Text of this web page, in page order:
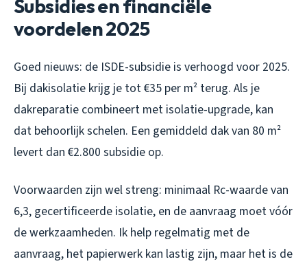
Subsidies en financiële
voordelen 2025
Goed nieuws: de ISDE-subsidie is verhoogd voor 2025.
Bij dakisolatie krijg je tot €35 per m² terug. Als je
dakreparatie combineert met isolatie-upgrade, kan
dat behoorlijk schelen. Een gemiddeld dak van 80 m²
levert dan €2.800 subsidie op.
Voorwaarden zijn wel streng: minimaal Rc-waarde van
6,3, gecertificeerde isolatie, en de aanvraag moet vóór
de werkzaamheden. Ik help regelmatig met de
aanvraag, het papierwerk kan lastig zijn, maar het is de